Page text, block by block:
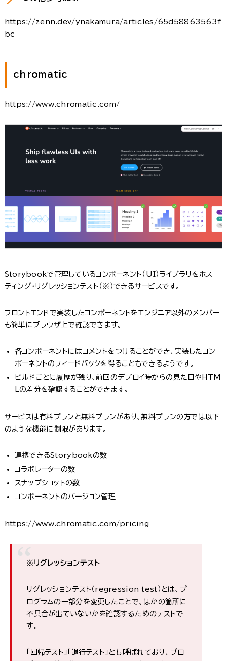
https://zenn.dev/ynakamura/articles/65d58863563f
bc
chromatic
https://www.chromatic.com/
Storybookで管理しているコンポーネント（UI）ライブラリをホス
ティング・リグレッションテスト（※）できるサービスです。
フロントエンドで実装したコンポーネントをエンジニア以外のメンバー
も簡単にブラウザ上で確認できます。
各コンポーネントにはコメントをつけることができ、実装したコン
ポーネントのフィードバックを得ることもできるようです。
ビルドごとに履歴が残り、前回のデプロイ時からの見た目やHTM
Lの差分を確認することができます。
サービスは有料プランと無料プランがあり、無料プランの方では以下
のような機能に制限があります。
連携できるStorybookの数
コラボレーターの数
スナップショットの数
コンポーネントのバージョン管理
https://www.chromatic.com/pricing
※リグレッションテスト
リグレッションテスト（regression test）とは、プ
ログラムの一部分を変更したことで、ほかの箇所に
不具合が出ていないかを確認するためのテストで
す。
「回帰テスト」「退行テスト」とも呼ばれており、プロ